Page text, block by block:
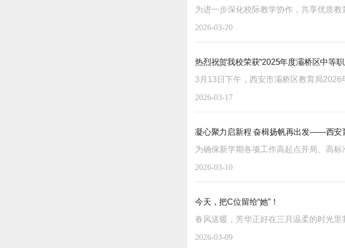
2026-03-20
热烈祝贺我校荣获“2025年度灞桥区中等
2026-03-17
凝心聚力启新程 奋楫扬帆再出发——西安
2026-03-10
今天，把C位留给“她”！
2026-03-09